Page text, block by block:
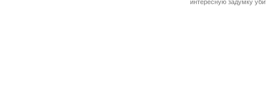
интересную задумку